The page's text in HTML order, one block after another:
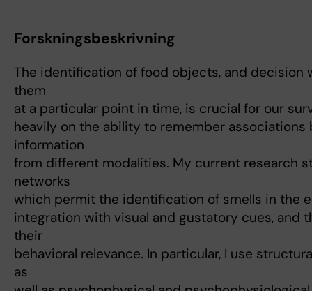
Forskningsbeskrivning
The identification of food objects, and decision
them
at a particular point in time, is crucial for our
heavily on the ability to remember associations
information
from different modalities. My current research
networks
which permit the identification of smells in the
integration with visual and gustatory cues, and
their
behavioral relevance. In particular, I use
as